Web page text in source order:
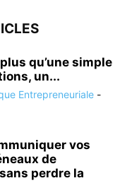
qu’une simple
un...
Entrepreneuriale -
vos
de
perdre la